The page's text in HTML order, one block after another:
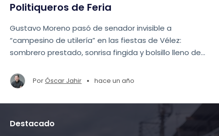
Politiqueros de Feria
Gustavo Moreno pasó de senador invisible a
“campesino de utilería” en las fiestas de Vélez:
sombrero prestado, sonrisa fingida y bolsillo lleno de
inviten, todo para seguir vendiendo su farsa de
salvador.
PorÓscar Jahir • hace un año
Destacado